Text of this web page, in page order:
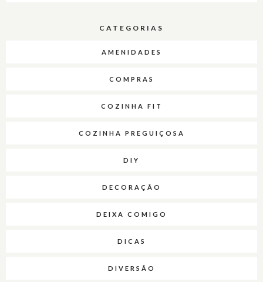
CATEGORIAS
AMENIDADES
COMPRAS
COZINHA FIT
COZINHA PREGUIÇOSA
DIY
DECORAÇÃO
DEIXA COMIGO
DICAS
DIVERSÃO